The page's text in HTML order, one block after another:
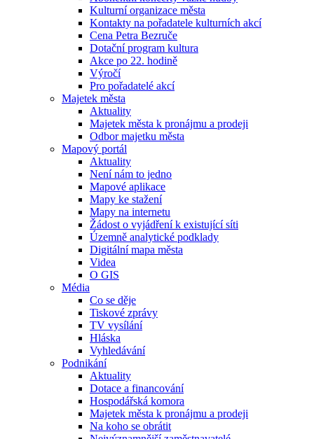
Kulturní organizace města
Kontakty na pořadatele kulturních akcí
Cena Petra Bezruče
Dotační program kultura
Akce po 22. hodině
Výročí
Pro pořadatelé akcí
Majetek města
Aktuality
Majetek města k pronájmu a prodeji
Odbor majetku města
Mapový portál
Aktuality
Není nám to jedno
Mapové aplikace
Mapy ke stažení
Mapy na internetu
Žádost o vyjádření k existující síti
Územně analytické podklady
Digitální mapa města
Videa
O GIS
Média
Co se děje
Tiskové zprávy
TV vysílání
Hláska
Vyhledávání
Podnikání
Aktuality
Dotace a financování
Hospodářská komora
Majetek města k pronájmu a prodeji
Na koho se obrátit